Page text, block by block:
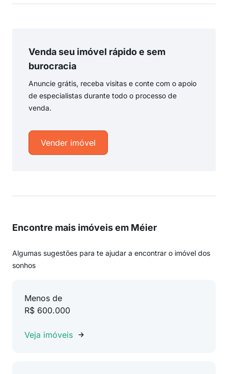
Venda seu imóvel rápido e sem
burocracia
Anuncie grátis, receba visitas e conte com o apoio
de especialistas durante todo o processo de
venda.
Vender imóvel
Encontre mais imóveis em Méier
Algumas sugestões para te ajudar a encontrar o imóvel dos
sonhos
Menos de
R$ 600.000
Veja imóveis